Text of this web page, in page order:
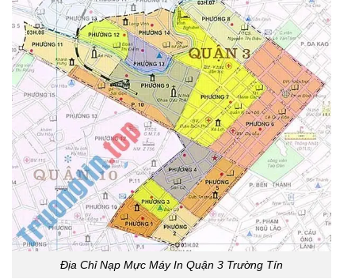
Địa Chỉ Nạp Mực Máy In Quận 3 Trường Tín